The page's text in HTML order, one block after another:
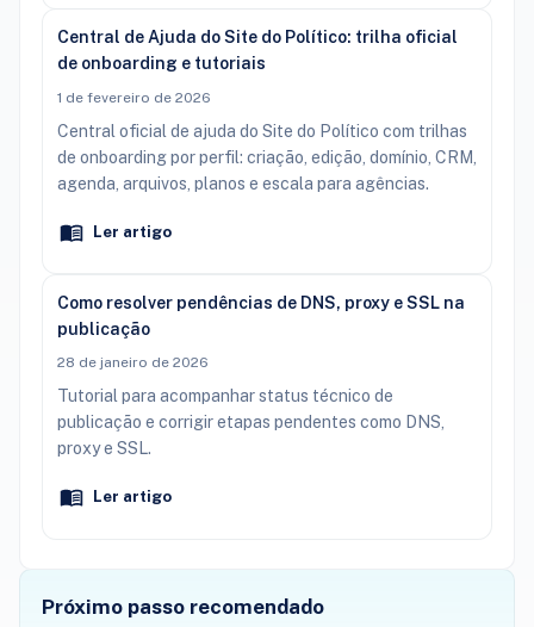
Central de Ajuda do Site do Político: trilha oficial
de onboarding e tutoriais
1 de fevereiro de 2026
Central oficial de ajuda do Site do Político com trilhas
de onboarding por perfil: criação, edição, domínio, CRM,
agenda, arquivos, planos e escala para agências.
Ler artigo
Como resolver pendências de DNS, proxy e SSL na
publicação
28 de janeiro de 2026
Tutorial para acompanhar status técnico de
publicação e corrigir etapas pendentes como DNS,
proxy e SSL.
Ler artigo
Próximo passo recomendado